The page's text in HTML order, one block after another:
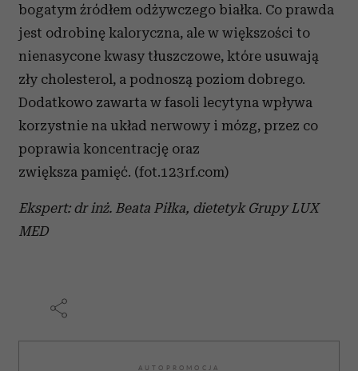
bogatym źródłem odżywczego białka. Co prawda
jest odrobinę kaloryczna, ale w większości to
nienasycone kwasy tłuszczowe, które usuwają
zły cholesterol, a podnoszą poziom dobrego.
Dodatkowo zawarta w fasoli lecytyna wpływa
korzystnie na układ nerwowy i mózg, przez co
poprawia koncentrację oraz
zwiększa pamięć. (fot.123rf.com)
Ekspert: dr inż. Beata Piłka, dietetyk Grupy LUX
MED
AUTOPROMOCJA